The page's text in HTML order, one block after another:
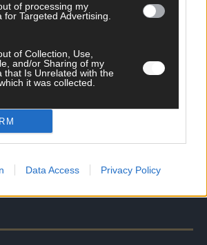
of processing my
for Targeted Advertising.
of Collection, Use,
and/or Sharing of my
that Is Unrelated with the
it was collected.
Data Access Privacy Policy